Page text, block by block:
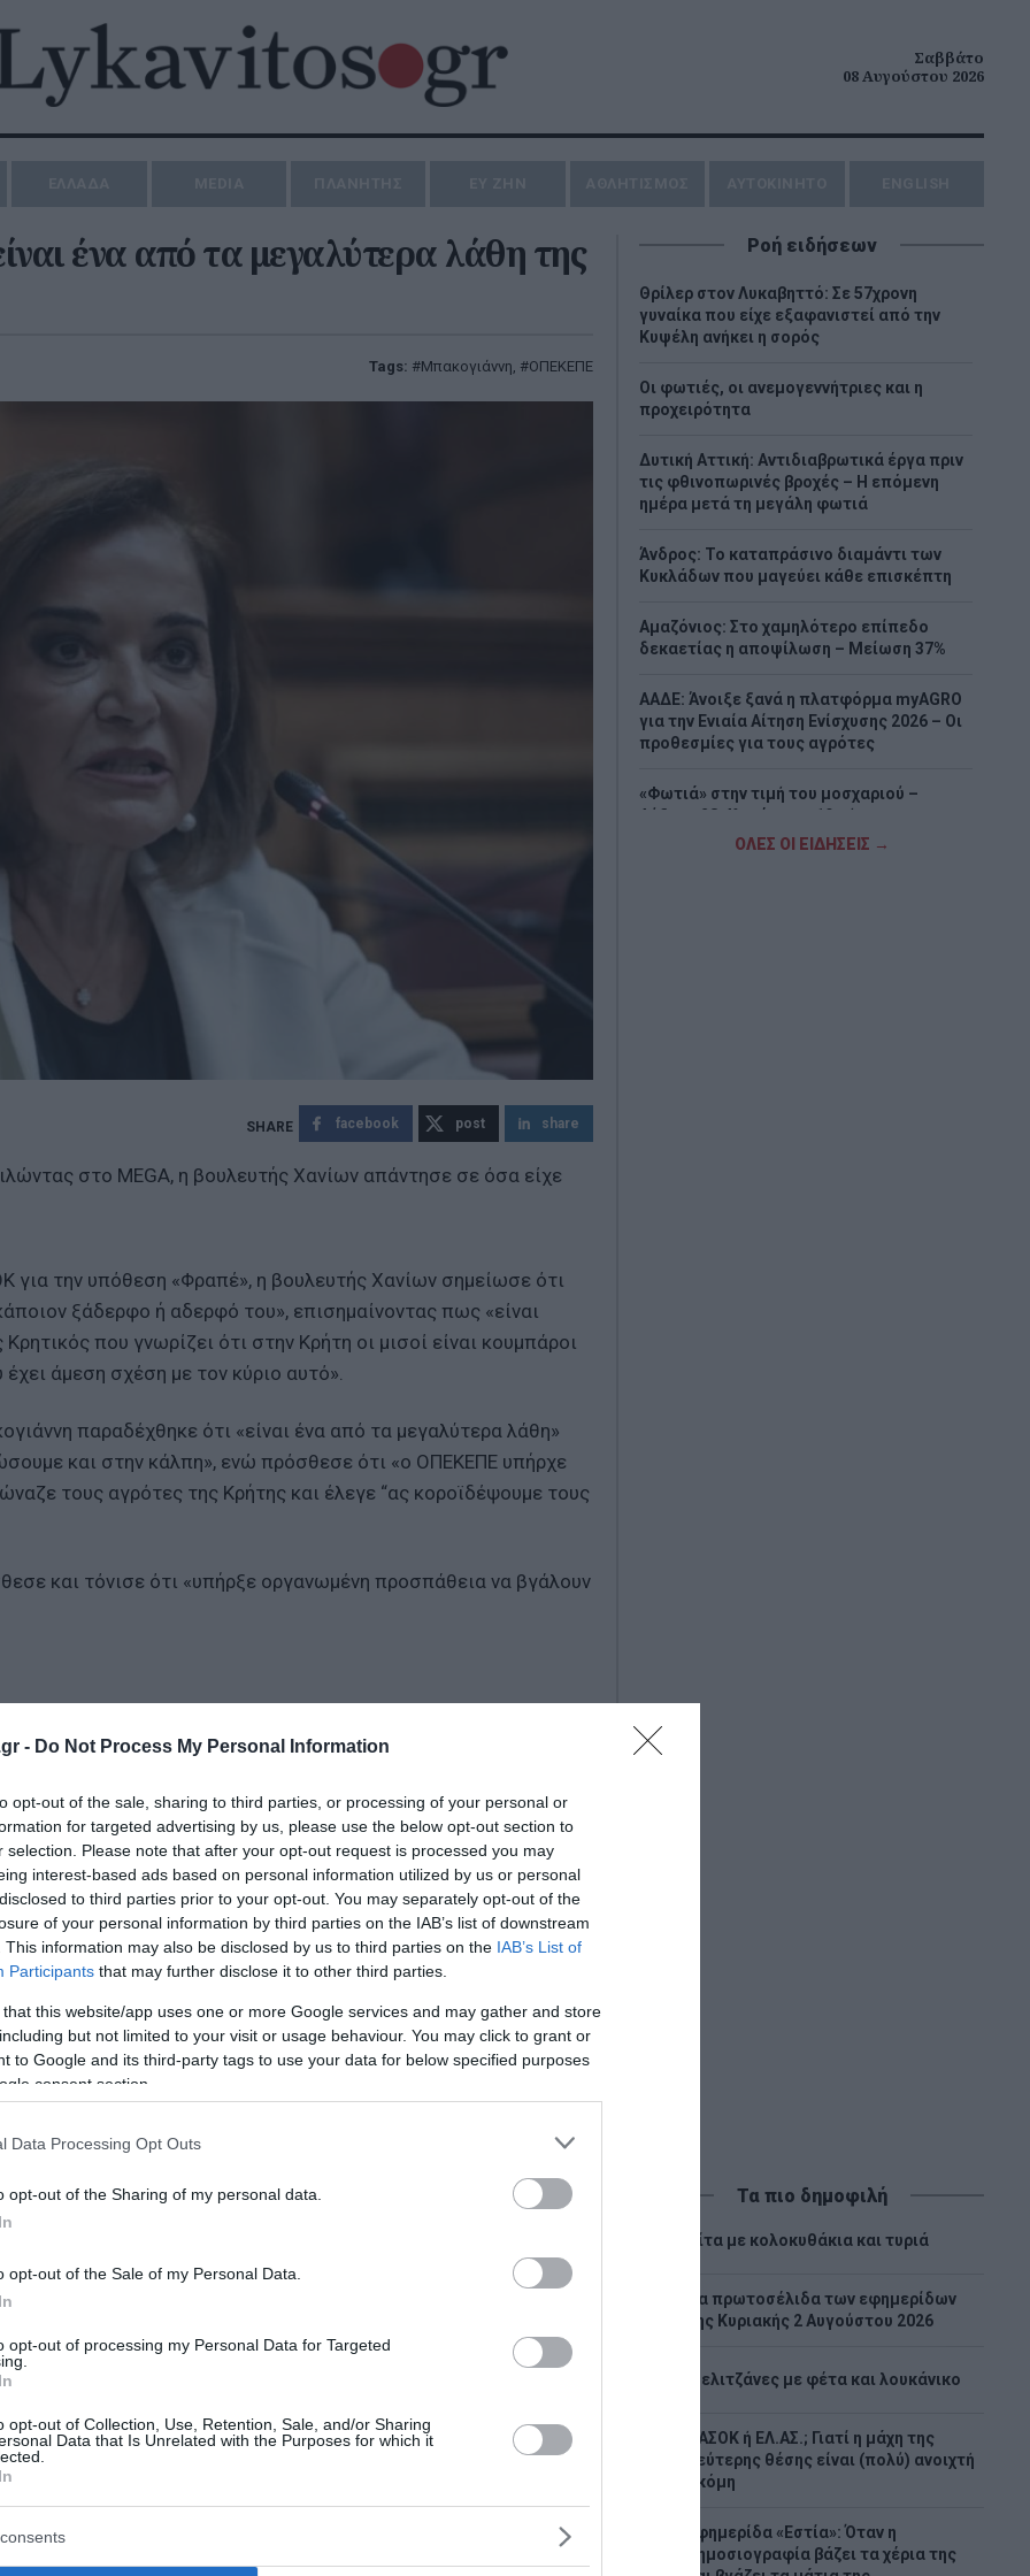
- Do Not Process My Personal Information
opt-out of the sale, sharing to third parties, or processing of your personal or
for targeted advertising by us, please use the below opt-out section to
selection. Please note that after your opt-out request is processed you may
interest-based ads based on personal information utilized by us or personal
to third parties prior to your opt-out. You may separately opt-out of the
of your personal information by third parties on the IAB’s list of downstream
This information may also be disclosed by us to third parties on the IAB’s List of
Participants that may further disclose it to other third parties.
that this website/app uses one or more Google services and may gather and store
but not limited to your visit or usage behaviour. You may click to grant or
to Google and its third-party tags to use your data for below specified purposes
consent section.
Data Processing Opt Outs
opt-out of the Sharing of my personal data.
opt-out of the Sale of my Personal Data.
opt-out of processing my Personal Data for Targeted
opt-out of Collection, Use, Retention, Sale, and/or Sharing
Data that Is Unrelated with the Purposes for which it
Σαββάτο
08 Αυγούστου 2026
ένα από τα μεγαλύτερα λάθη της
Tags: Μπακογιάννη, ΟΠΕΚΕΠΕ
facebook post share
στο MEGA, η βουλευτής Χανίων απάντησε σε όσα είχε
την υπόθεση «Φραπέ», η βουλευτής Χανίων σημείωσε ότι
ξάδερφο ή αδερφό του», επισημαίνοντας πως «είναι
που γνωρίζει ότι στην Κρήτη οι μισοί είναι κουμπάροι
άμεση σχέση με τον κύριο αυτό».
παραδέχθηκε ότι «είναι ένα από τα μεγαλύτερα λάθη»
και στην κάλπη», ενώ πρόσθεσε ότι «ο ΟΠΕΚΕΠΕ υπήρχε
τους αγρότες της Κρήτης και έλεγε “ας κοροϊδέψουμε τους
και τόνισε ότι «υπήρξε οργανωμένη προσπάθεια να βγάλουν
- Κοινωνικές κατοικίες για δημοσίους υπαλλήλους
αλλά το drone
και μέτρα για την άμεση αντιμετώπισή του
Lykavitos.gr στο Google News
όλες τις ειδήσεις
Ροή ειδήσεων
Θρίλερ στον Λυκαβηττό: Σε 57χρονη
γυναίκα που είχε εξαφανιστεί από την
Κυψέλη ανήκει η σορός
Οι φωτιές, οι ανεμογεννήτριες και η
προχειρότητα
Δυτική Αττική: Αντιδιαβρωτικά έργα πριν
τις φθινοπωρινές βροχές – Η επόμενη
ημέρα μετά τη μεγάλη φωτιά
Άνδρος: Το καταπράσινο διαμάντι των
Κυκλάδων που μαγεύει κάθε επισκέπτη
Αμαζόνιος: Στο χαμηλότερο επίπεδο
δεκαετίας η αποψίλωση – Μείωση 37%
ΑΑΔΕ: Άνοιξε ξανά η πλατφόρμα myAGRO
για την Ενιαία Αίτηση Ενίσχυσης 2026 – Οι
προθεσμίες για τους αγρότες
«Φωτιά» στην τιμή του μοσχαριού –
Αύξηση 28,4% μέσα σε 19 μήνες
ΟΛΕΣ ΟΙ ΕΙΔΗΣΕΙΣ →
Από 10
οι αιτήσεις
για τους
Σκέρτσος: «ΠΑΣΟΚ και
οικονομική ανάλυση με
Τα πιο δημοφιλή
Πίτα με κολοκυθάκια και τυριά
Tα πρωτοσέλιδα των εφημερίδων
της Κυριακής 2 Αυγούστου 2026
Μελιτζάνες με φέτα και λουκάνικο
ΠΑΣΟΚ ή ΕΛ.ΑΣ.; Γιατί η μάχη της
δεύτερης θέσης είναι (πολύ) ανοιχτή
ακόμη
Εφημερίδα «Εστία»: Όταν η
δημοσιογραφία βάζει τα χέρια της